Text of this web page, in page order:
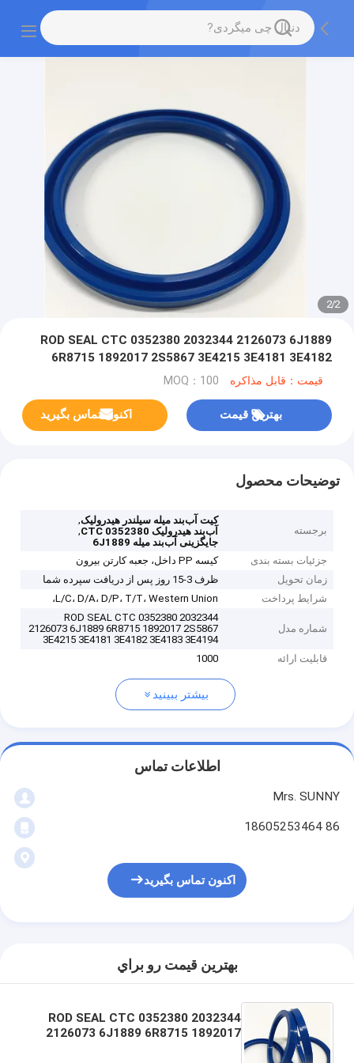
2
/
2
ROD SEAL CTC 0352380 2032344 2126073 6J1889
6R8715 1892017 2S5867 3E4215 3E4181 3E4182
3E4183 3E41945 3E41943
قیمت：قابل مذاکره MOQ：100
بهترین قیمت اکنون تماس بگیرید
توضیحات محصول
برجسته
کیت آب‌بند میله سیلندر هیدرولیک,
آب‌بند هیدرولیک CTC 0352380
,
جایگزینی آب‌بند میله 6J1889
جزئیات بسته بندی
کیسه PP داخل، جعبه کارتن بیرون
زمان تحویل
ظرف 3-15 روز پس از دریافت سپرده شما
شرایط پرداخت
L/C، D/A، D/P، T/T، Western Union،
شماره مدل
ROD SEAL CTC 0352380 2032344
2126073 6J1889 6R8715 1892017 2S5867
3E4215 3E4181 3E4182 3E4183 3E4194
قابلیت ارائه
1000
بیشتر ببینید
اطلاعات تماس
Mrs. SUNNY
86 18605253464
اکنون تماس بگیرید
بهترين قيمت رو براي
ROD SEAL CTC 0352380 2032344
2126073 6J1889 6R8715 1892017